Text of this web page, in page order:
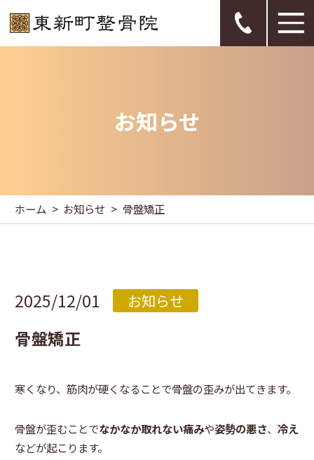
お知らせ
ホーム お知らせ 骨盤矯正
2025/12/01 お知らせ
骨盤矯正
寒くなり、筋肉が硬くなることで骨盤の歪みが出てきます。
骨盤が歪むことでなかなか取れない痛みや姿勢の悪さ、 冷え
などが起こります。